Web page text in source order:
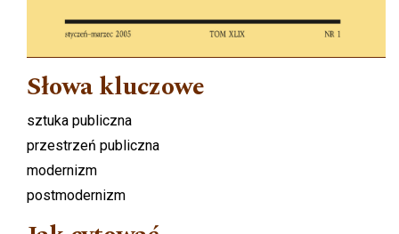
Słowa kluczowe
sztuka publiczna
przestrzeń publiczna
modernizm
postmodernizm